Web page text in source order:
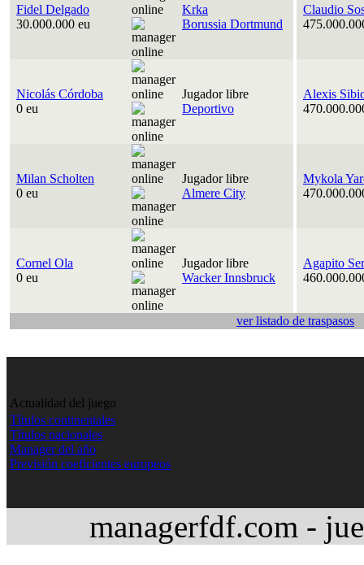
Fidel Delgado
30.000.000 eu
Krka
Borussia Dortmund
Claudio
Nicolás Córdoba
0 eu
Jugador libre
Deportivo
Alexis
Milan Scholten
0 eu
Jugador libre
Almere City
Mykola
Cornel Ola
0 eu
Jugador libre
Wacker Innsbruck
Agapito
ver listado de traspasos
Actualidad del juego
Títulos continentales
Títulos nacionales
Manager del año
Previsión coeficientes europeos
managerfdf.com -